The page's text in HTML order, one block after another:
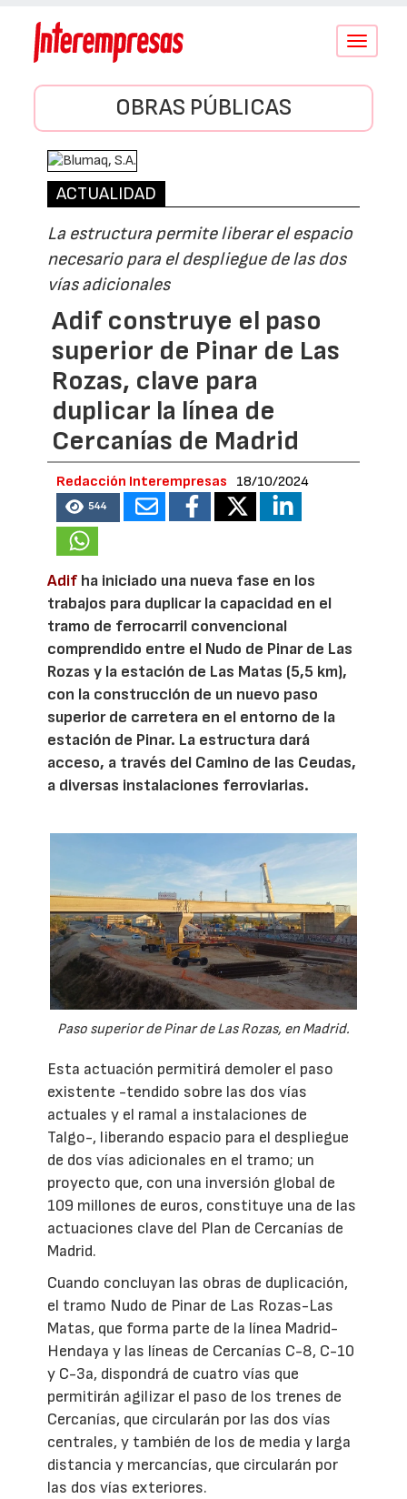
Conmutar
OBRAS PÚBLICAS
ACTUALIDAD
La estructura permite liberar el espacio
necesario para el despliegue de las dos
vías adicionales
Adif construye el paso
superior de Pinar de Las
Rozas, clave para
duplicar la línea de
Cercanías de Madrid
Redacción Interempresas 18/10/2024
544
Adif ha iniciado una nueva fase en los
trabajos para duplicar la capacidad en el
tramo de ferrocarril convencional
comprendido entre el Nudo de Pinar de Las
Rozas y la estación de Las Matas (5,5 km),
con la construcción de un nuevo paso
superior de carretera en el entorno de la
estación de Pinar. La estructura dará
acceso, a través del Camino de las Ceudas,
a diversas instalaciones ferroviarias.
Paso superior de Pinar de Las Rozas, en Madrid.
Esta actuación permitirá demoler el paso
existente -tendido sobre las dos vías
actuales y el ramal a instalaciones de
Talgo-, liberando espacio para el despliegue
de dos vías adicionales en el tramo; un
proyecto que, con una inversión global de
109 millones de euros, constituye una de las
actuaciones clave del Plan de Cercanías de
Madrid.
Cuando concluyan las obras de duplicación,
el tramo Nudo de Pinar de Las Rozas-Las
Matas, que forma parte de la línea Madrid-
Hendaya y las líneas de Cercanías C-8, C-10
y C-3a, dispondrá de cuatro vías que
permitirán agilizar el paso de los trenes de
Cercanías, que circularán por las dos vías
centrales, y también de los de media y larga
distancia y mercancías, que circularán por
las dos vías exteriores.